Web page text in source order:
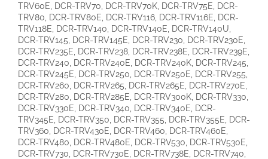
TRV60E, DCR-TRV70, DCR-TRV70K, DCR-TRV75E, DCR-
TRV80, DCR-TRV80E, DCR-TRV116, DCR-TRV116E, DCR-
TRV118E, DCR-TRV140, DCR-TRV140E, DCR-TRV140U,
DCR-TRV145, DCR-TRV145E, DCR-TRV230, DCR-TRV230E,
DCR-TRV235E, DCR-TRV238, DCR-TRV238E, DCR-TRV239E,
DCR-TRV240, DCR-TRV240E, DCR-TRV240K, DCR-TRV245,
DCR-TRV245E, DCR-TRV250, DCR-TRV250E, DCR-TRV255,
DCR-TRV260, DCR-TRV265, DCR-TRV265E, DCR-TRV270E,
DCR-TRV280, DCR-TRV285E, DCR-TRV300K, DCR-TRV330,
DCR-TRV330E, DCR-TRV340, DCR-TRV340E, DCR-
TRV345E, DCR-TRV350, DCR-TRV355, DCR-TRV355E, DCR-
TRV360, DCR-TRV430E, DCR-TRV460, DCR-TRV460E,
DCR-TRV480, DCR-TRV480E, DCR-TRV530, DCR-TRV530E,
DCR-TRV730, DCR-TRV730E, DCR-TRV738E, DCR-TRV740,